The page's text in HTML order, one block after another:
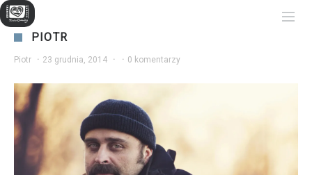
PIOTR
Piotr · 23 grudnia, 2014 · · 0 komentarzy